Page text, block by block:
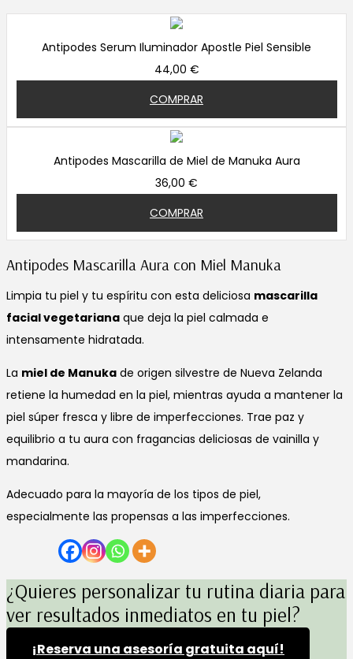
Antipodes Serum Iluminador Apostle Piel Sensible
44,00 €
COMPRAR
Antipodes Mascarilla de Miel de Manuka Aura
36,00 €
COMPRAR
Antipodes Mascarilla Aura con Miel Manuka
Limpia tu piel y tu espíritu con esta deliciosa mascarilla
facial vegetariana que deja la piel calmada e
intensamente hidratada.
La miel de Manuka de origen silvestre de Nueva Zelanda
retiene la humedad en la piel, mientras ayuda a mantener la
piel súper fresca y libre de imperfecciones. Trae paz y
equilibrio a tu aura con fragancias deliciosas de vainilla y
mandarina.
Adecuado para la mayoría de los tipos de piel,
especialmente las propensas a las imperfecciones.
¿Quieres personalizar tu rutina diaria para
ver resultados inmediatos en tu piel?
¡Reserva una asesoría gratuita aquí!